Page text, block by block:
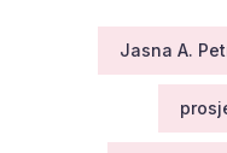
Jasna A.